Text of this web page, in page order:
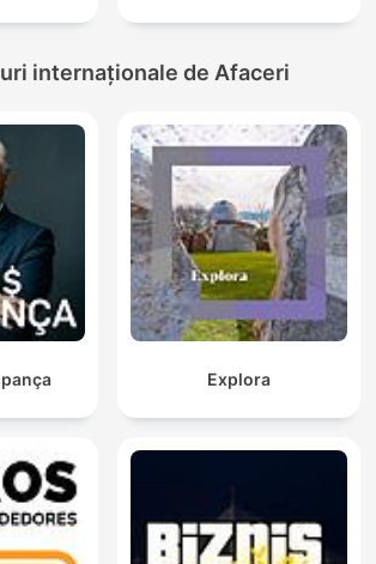
internaționale de Afaceri
Explora